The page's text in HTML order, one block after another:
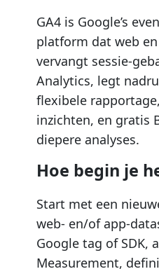
GA4 is Google’s
platform dat web
vervangt sessie-
Analytics, legt
flexibele
inzichten, en gratis
diepere analyses.
Hoe begin je
Start met een
web- en/of app-
Google tag of SDK,
Measurement,